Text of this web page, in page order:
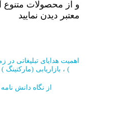
و از محصولات متنوع
معتبر دیدن نمایید
اهمیت هدایای تبلیغاتی در
) ، بازاریابی (مارکتینگ
از نگاه دانش نامه